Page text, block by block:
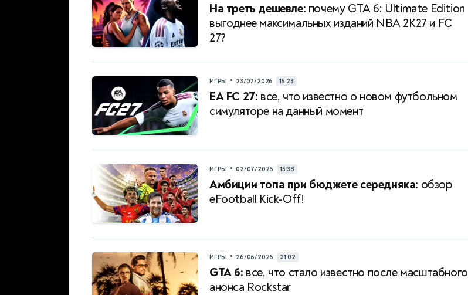
На треть дешевле: почему GTA 6: Ultimate Edition
выгоднее максимальных изданий NBA 2K27 и FC
27?
ИГРЫ • 23/07/2026 15:23
EA FC 27: все, что известно о новом футбольном
симуляторе на данный момент
ИГРЫ • 02/07/2026 15:38
Амбиции топа при бюджете середняка: обзор
eFootball Kick-Off!
ИГРЫ • 26/06/2026 21:02
GTA 6: все, что стало известно после масштабного
анонса Rockstar